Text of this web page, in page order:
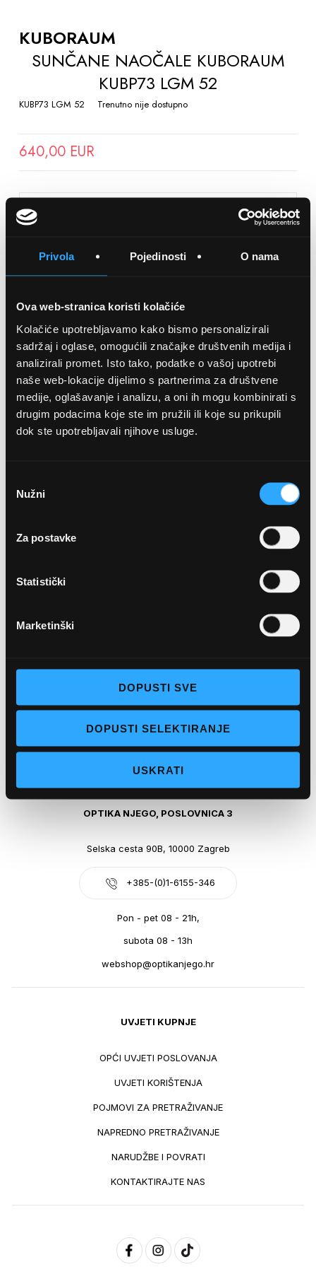
Privola Pojedinosti O nama
Ova web-stranica koristi kolačiće
Kolačiće upotrebljavamo kako bismo personalizirali
sadržaj i oglase, omogućili značajke društvenih medija i
analizirali promet. Isto tako, podatke o vašoj upotrebi
naše web-lokacije dijelimo s partnerima za društvene
medije, oglašavanje i analizu, a oni ih mogu kombinirati s
drugim podacima koje ste im pružili ili koje su prikupili
dok ste upotrebljavali njihove usluge.
pristanka
Nužni
Za postavke
Statistički
Marketinški
DOPUSTI SVE
DOPUSTI SELEKTIRANJE
USKRATI
THE
BEGINNING
OF
GALLERY
KUBORAUM
SUNČANE NAOČALE KUBORAUM
KUBP73 LGM 52
KUBP73 LGM 52 Trenutno nije dostupno
640,00 EUR
SPREMITE NA LISTU ŽELJA
Detalji
OPTIKA NJEGO, POSLOVNICA 1
Pon - pet: 07 - 21h,
Sub: 07-21h
webshop@optikanjego.hr
OPTIKA NJEGO, POSLOVNICA 3
Selska cesta 90B, 10000 Zagreb
+385-(0)1-6155-346
Pon - pet 08 - 21h,
subota 08 - 13h
webshop@optikanjego.hr
UVJETI KUPNJE
OPĆI UVJETI POSLOVANJA
UVJETI KORIŠTENJA
POJMOVI ZA PRETRAŽIVANJE
NAPREDNO PRETRAŽIVANJE
NARUDŽBE I POVRATI
KONTAKTIRAJTE NAS